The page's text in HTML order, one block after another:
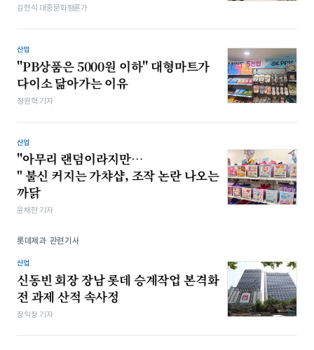
김헌식 대중문화평론가
산업
"PB상품은 5000원 이하" 대형마트가
다이소 닮아가는 이유
정원혁 기자
산업
"아무리 랜덤이라지만…
" 불신 커지는 가챠샵, 조작 논란 나오는
까닭
윤채현 기자
롯데제과 관련기사
산업
신동빈 회장 장남 롯데 승계작업 본격화
전 과제 산적 속사정
장익창 기자